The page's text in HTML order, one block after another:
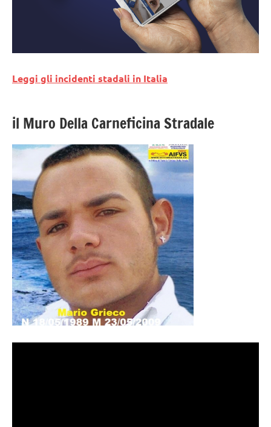
Leggi gli incidenti stadali in Italia
il Muro Della Carneficina Stradale